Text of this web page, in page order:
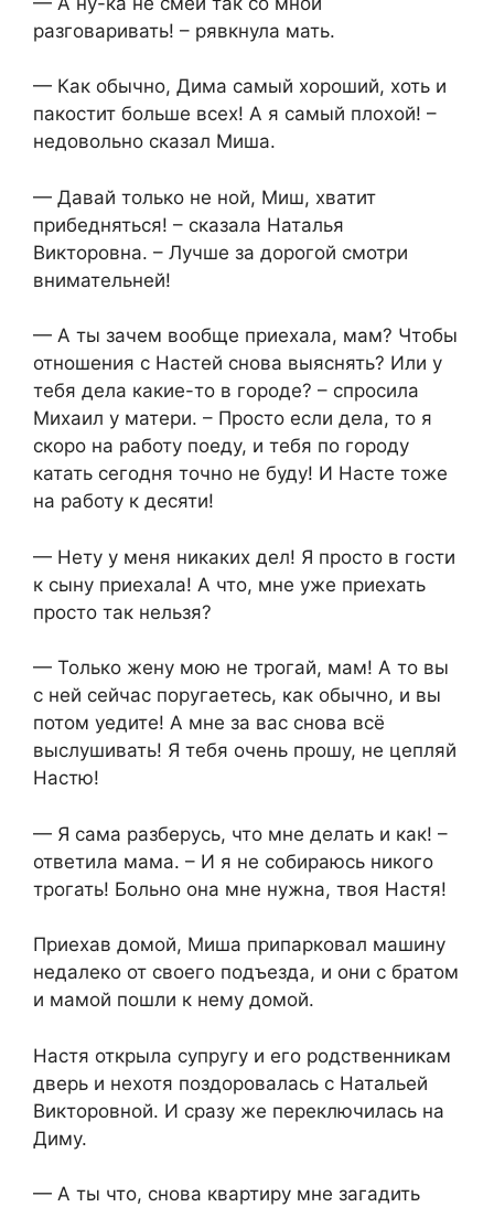
разговаривать! – рявкнула мать.
— Как обычно, Дима самый хороший, хоть и
пакостит больше всех! А я самый плохой! –
недовольно сказал Миша.
— Давай только не ной, Миш, хватит
прибедняться! – сказала Наталья
Викторовна. – Лучше за дорогой смотри
внимательней!
— А ты зачем вообще приехала, мам? Чтобы
отношения с Настей снова выяснять? Или у
тебя дела какие-то в городе? – спросила
Михаил у матери. – Просто если дела, то я
скоро на работу поеду, и тебя по городу
катать сегодня точно не буду! И Насте тоже
на работу к десяти!
— Нету у меня никаких дел! Я просто в гости
к сыну приехала! А что, мне уже приехать
просто так нельзя?
— Только жену мою не трогай, мам! А то вы
с ней сейчас поругаетесь, как обычно, и вы
потом уедите! А мне за вас снова всё
выслушивать! Я тебя очень прошу, не цепляй
Настю!
— Я сама разберусь, что мне делать и как! –
ответила мама. – И я не собираюсь никого
трогать! Больно она мне нужна, твоя Настя!
Приехав домой, Миша припарковал машину
недалеко от своего подъезда, и они с братом
и мамой пошли к нему домой.
Настя открыла супругу и его родственникам
дверь и нехотя поздоровалась с Натальей
Викторовной. И сразу же переключилась на
Диму.
— А ты что, снова квартиру мне загадить